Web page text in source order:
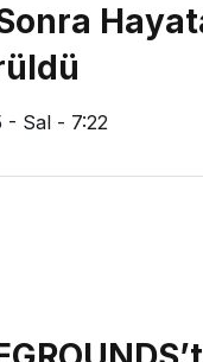
- Sal - 7:22